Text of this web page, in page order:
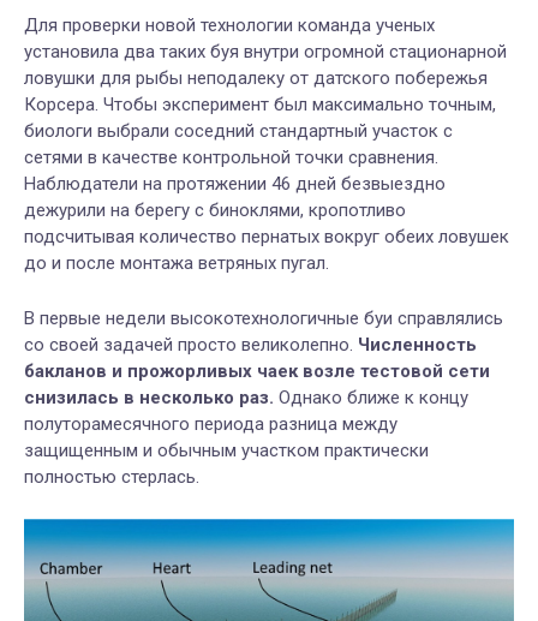
Для проверки новой технологии команда ученых
установила два таких буя внутри огромной стационарной
ловушки для рыбы неподалеку от датского побережья
Корсера. Чтобы эксперимент был максимально точным,
биологи выбрали соседний стандартный участок с
сетями в качестве контрольной точки сравнения.
Наблюдатели на протяжении 46 дней безвыездно
дежурили на берегу с биноклями, кропотливо
подсчитывая количество пернатых вокруг обеих ловушек
до и после монтажа ветряных пугал.
В первые недели высокотехнологичные буи справлялись
со своей задачей просто великолепно. Численность
бакланов и прожорливых чаек возле тестовой сети
снизилась в несколько раз. Однако ближе к концу
полуторамесячного периода разница между
защищенным и обычным участком практически
полностью стерлась.